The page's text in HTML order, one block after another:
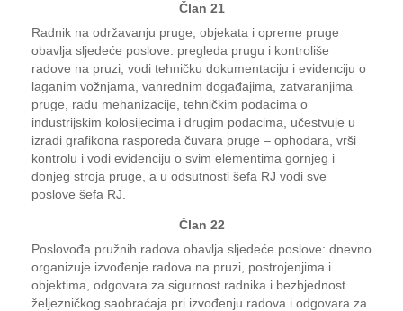
Član 21
Radnik na održavanju pruge, objekata i opreme pruge
obavlja sljedeće poslove: pregleda prugu i kontroliše
radove na pruzi, vodi tehničku dokumentaciju i evidenciju o
laganim vožnjama, vanrednim događajima, zatvaranjima
pruge, radu mehanizacije, tehničkim podacima o
industrijskim kolosijecima i drugim podacima, učestvuje u
izradi grafikona rasporeda čuvara pruge – ophodara, vrši
kontrolu i vodi evidenciju o svim elementima gornjeg i
donjeg stroja pruge, a u odsutnosti šefa RJ vodi sve
poslove šefa RJ.
Član 22
Poslovođa pružnih radova obavlja sljedeće poslove: dnevno
organizuje izvođenje radova na pruzi, postrojenjima i
objektima, odgovara za sigurnost radnika i bezbjednost
željezničkog saobraćaja pri izvođenju radova i odgovara za